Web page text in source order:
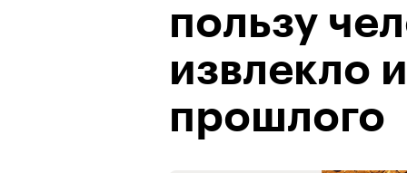
пользу
извлекло
прошлого